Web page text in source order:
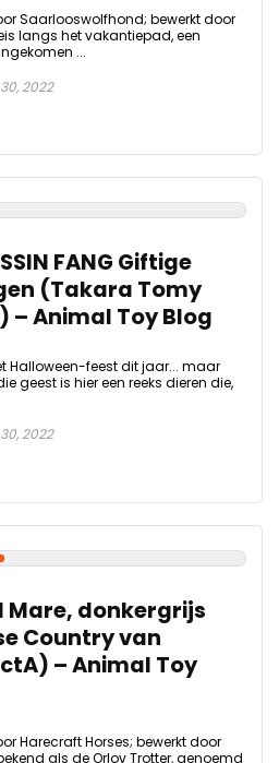
Saarlooswolfhond; bewerkt door
langs het vakantiepad, een
...
2022
FANG Giftige
(Takara Tomy
– Animal Toy Blog
Halloween-feest dit jaar... maar
geest is hier een reeks dieren die,
2022
Mare, donkergrijs
Country van
– Animal Toy
Harecraft Horses; bewerkt door
als de Orlov Trotter, genoemd